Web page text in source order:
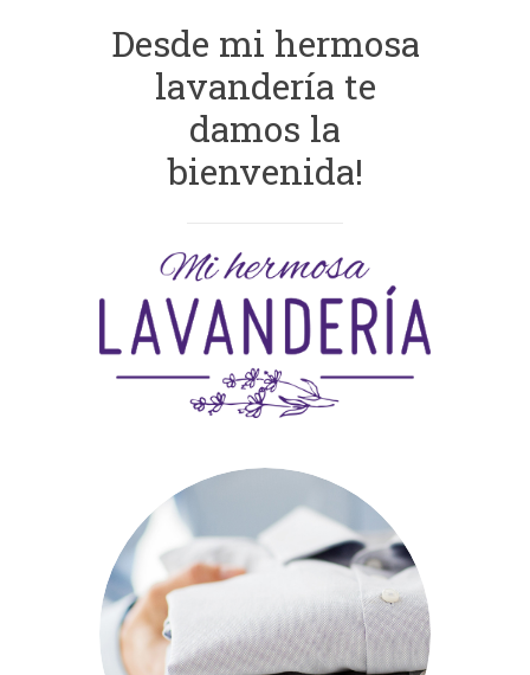
Desde mi hermosa
lavandería te
damos la
bienvenida!